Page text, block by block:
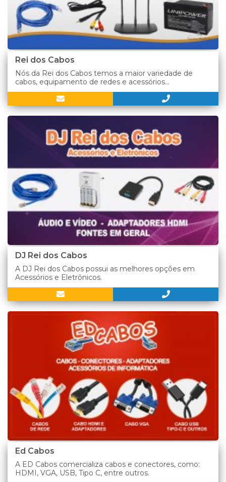
Rei dos Cabos
Nós da Rei dos Cabos temos a maior variedade de
cabos, equipamento de redes e acessórios...
DJ Rei dos Cabos
A DJ Rei dos Cabos possui as melhores opções em
Acessórios e Eletrônicos.
Ed Cabos
A ED Cabos comercializa cabos e conectores, como:
HDMI, VGA, USB, Tipo C, entre outros.